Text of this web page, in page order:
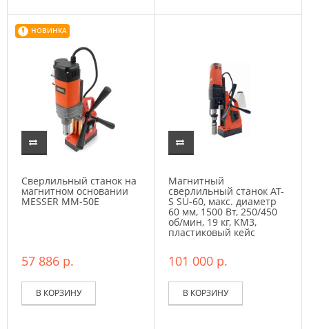
НОВИНКА
Сверлильный станок на
магнитном основании
MESSER MM-50E
57 886 р.
В КОРЗИНУ
Магнитный
сверлильный станок AT-
S SU-60, макс. диаметр
60 мм, 1500 Вт, 250/450
об/мин, 19 кг, КМ3,
пластиковый кейс
101 000 р.
В КОРЗИНУ